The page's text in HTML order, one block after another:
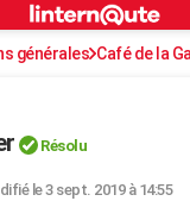
S'inscrire
Connexion
générales Café de la
Résolu
le 3 sept. 2019 à 14:55